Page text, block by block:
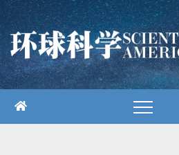
跳
至
内
容